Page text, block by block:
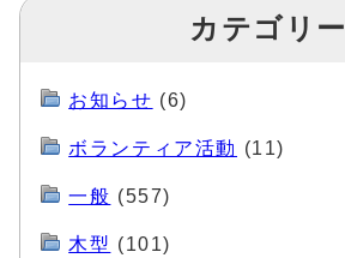
カテゴリー
お知らせ (6)
ボランティア活動 (11)
一般 (557)
木型 (101)